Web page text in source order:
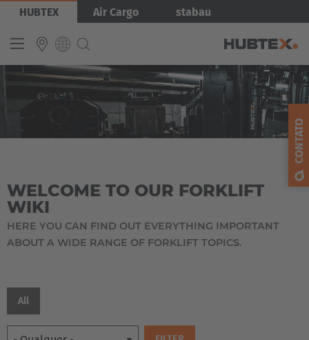
Pular
principal
HUBTEX Air Cargo stabau
Tópicos
« back to main menu
Empilhadeiras laterais Gestão de energia
Empilhadeiras Multidirecionais Automatizadas
Referências
INTERNATIONAL
Français
WELCOME TO OUR FORKLIFT
WIKI
HERE YOU CAN FIND OUT EVERYTHING IMPORTANT
ABOUT A WIDE RANGE OF FORKLIFT TOPICS.
All
CONTATO